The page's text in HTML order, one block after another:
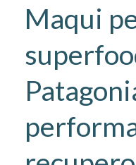
Maqui